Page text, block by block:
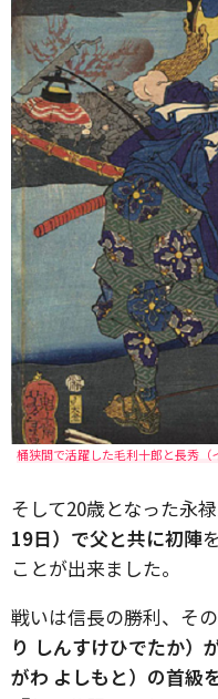
桶狭間で活躍した毛利十郎と長秀
そして20歳となった永禄
19日）で父と共に初陣
ことが出来ました。
戦いは信長の勝利、そ
り しんすけひでたか）
がわ よしもと）の首級